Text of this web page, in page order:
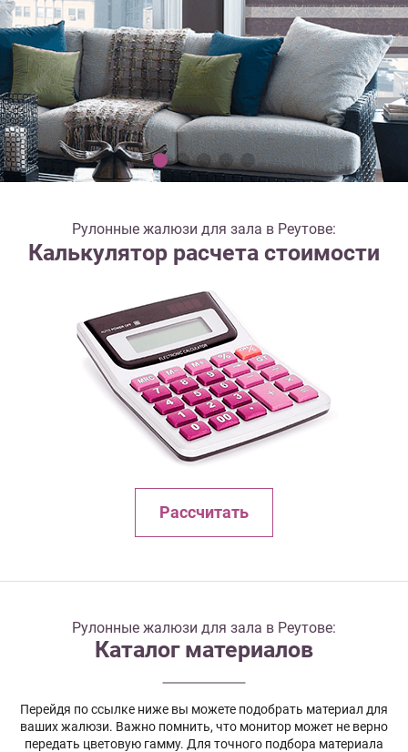
Рулонные жалюзи для зала в Реутове:
Калькулятор расчета стоимости
Рассчитать
Рулонные жалюзи для зала в Реутове:
Каталог материалов
Перейдя по ссылке ниже вы можете подобрать материал для
ваших жалюзи. Важно помнить, что монитор может не верно
передать цветовую гамму. Для точного подбора материала